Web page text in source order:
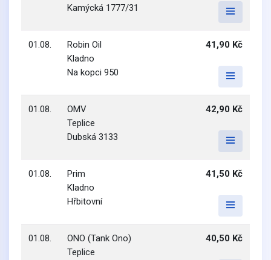
Kamýcká 1777/31
01.08.
Robin Oil
Kladno
Na kopci 950
41,90 Kč
01.08.
OMV
Teplice
Dubská 3133
42,90 Kč
01.08.
Prim
Kladno
Hřbitovní
41,50 Kč
01.08.
ONO (Tank Ono)
Teplice
40,50 Kč